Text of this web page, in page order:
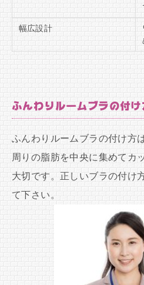
幅広設計
ふんわりルームブラの付け
ふんわりルームブラの付け方
周りの脂肪を中央に集めてカ
大切です。正しいブラの付け
て下さい。